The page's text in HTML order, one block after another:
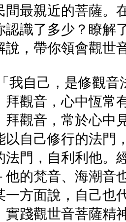
間最親近的菩薩。
認識了多少？瞭解
說，帶你領會觀世
我自己，是修觀音
拜觀音，心中恆常
拜觀音，常於心中
以自己修行的法門
法門，自利利他。
他的梵音、海潮音
一方面說，自己也
實踐觀世音菩薩精